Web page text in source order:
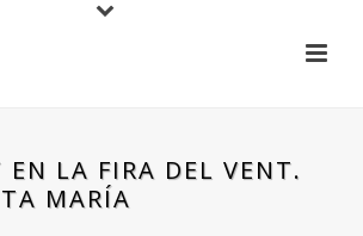
EN LA FIRA DEL VENT.
MARÍA